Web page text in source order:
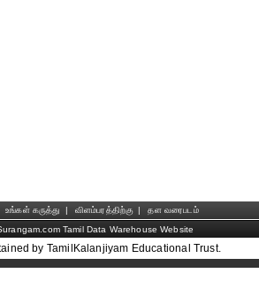
உங்கள் கருத்து | விளம்பரத்திற்கு |
தள வரைபடம்
Tamil Data Warehouse Website
by TamilKalanjiyam Educational Trust.